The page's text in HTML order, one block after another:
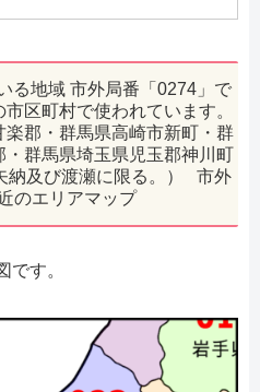
る地域 市外局番「0274」で
区町村で使われています。
楽郡・群馬県高崎市新町・群
群馬県埼玉県児玉郡神川町
納及び渡瀬に限る。） 市外
のエリアマップ
です。